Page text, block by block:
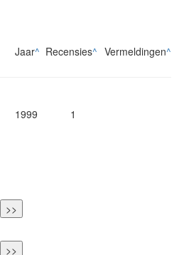
Jaar^ Recensies^ Vermeldingen^
1999 1